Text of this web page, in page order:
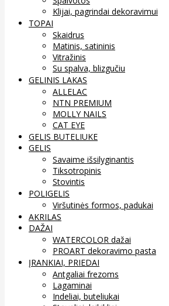
Klijai, pagrindai dekoravimui
TOPAI
Skaidrus
Matinis, satininis
Vitražinis
Su spalva, blizgučiu
GELINIS LAKAS
ALLELAC
NTN PREMIUM
MOLLY NAILS
CAT EYE
GELIS BUTELIUKE
GELIS
Savaime išsilyginantis
Tiksotropinis
Stovintis
POLIGELIS
Viršutinės formos, padukai
AKRILAS
DAŽAI
WATERCOLOR dažai
PROART dekoravimo pasta
ĮRANKIAI, PRIEDAI
Antgaliai frezoms
Lagaminai
Indeliai, buteliukai